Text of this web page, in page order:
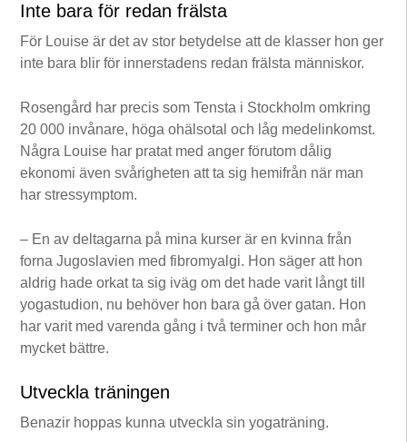
Inte bara för redan frälsta
För Louise är det av stor betydelse att de klasser hon ger
inte bara blir för innerstadens redan frälsta människor.
Rosengård har precis som Tensta i Stockholm omkring
20 000 invånare, höga ohälsotal och låg medelinkomst.
Några Louise har pratat med anger förutom dålig
ekonomi även svårigheten att ta sig hemifrån när man
har stressymptom.
– En av deltagarna på mina kurser är en kvinna från
forna Jugoslavien med fibromyalgi. Hon säger att hon
aldrig hade orkat ta sig iväg om det hade varit långt till
yogastudion, nu behöver hon bara gå över gatan. Hon
har varit med varenda gång i två terminer och hon mår
mycket bättre.
Utveckla träningen
Benazir hoppas kunna utveckla sin yogaträning.